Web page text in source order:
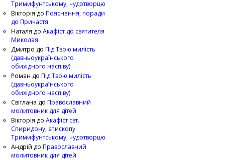
Тримифунтському, чудотворцю
Вікторія до Пояснення, поради
до Причастя
Наталя до Акафіст до святителя
Миколая
Дмитро до Під Твою милість
(давньоукраїнського
обихідного наспіву)
Роман до Під Твою милість
(давньоукраїнського
обихідного наспіву)
Світлана до Православний
молитовник для дітей
Вікторія до Акафіст свт.
Спиридону, єпископу
Тримифунтському, чудотворцю
Андрій до Православний
молитовник для дітей